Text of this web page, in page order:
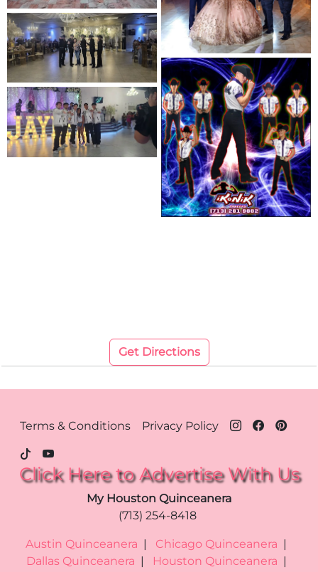
Get Directions
Footer Menu - Houston
Terms & Conditions Privacy Policy
Click Here to Advertise With Us
My Houston Quinceanera
(713) 254-8418
Austin Quinceanera | Chicago Quinceanera |
Dallas Quinceanera | Houston Quinceanera |